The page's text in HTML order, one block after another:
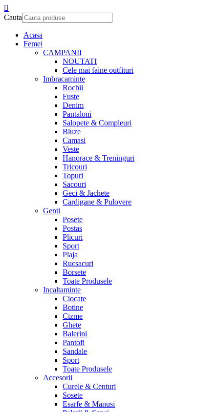
Cauta
Acasa
Femei
CAMPANII
NOUTATI
Cele mai faine outfituri
Imbracaminte
Rochii
Fuste
Denim
Pantaloni
Salopete & Compleuri
Bluze
Camasi
Veste
Hanorace & Treninguri
Tricouri
Topuri
Sacouri
Geci & Jachete
Cardigane & Pulovere
Genti
Posete
Postas
Plicuri
Sport
Plaja
Rucsacuri
Borsete
Toate Produsele
Incaltaminte
Ciocate
Botine
Cizme
Ghete
Balerini
Pantofi
Sandale
Sport
Toate Produsele
Accesorii
Curele & Centuri
Sosete
Esarfe & Manusi